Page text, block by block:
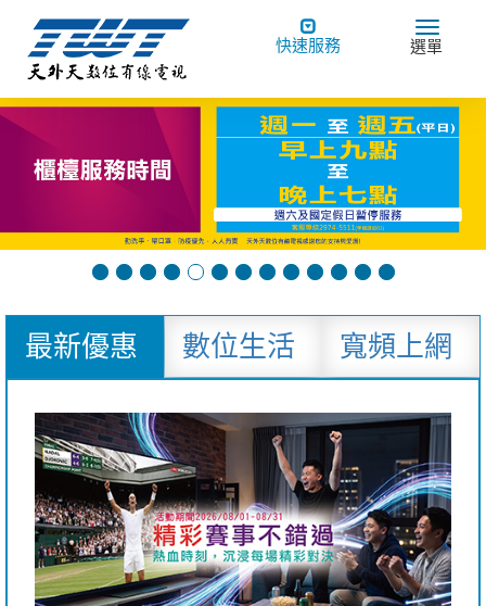
Toggle
navigation
快速服務
Toggle
選單
最新優惠 數位生活 寬頻上網